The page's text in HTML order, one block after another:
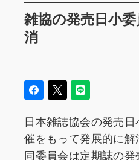
雑協の発売日小
消
日本雑誌協会の発売
催をもって発展的に解
同委員会は定期誌の